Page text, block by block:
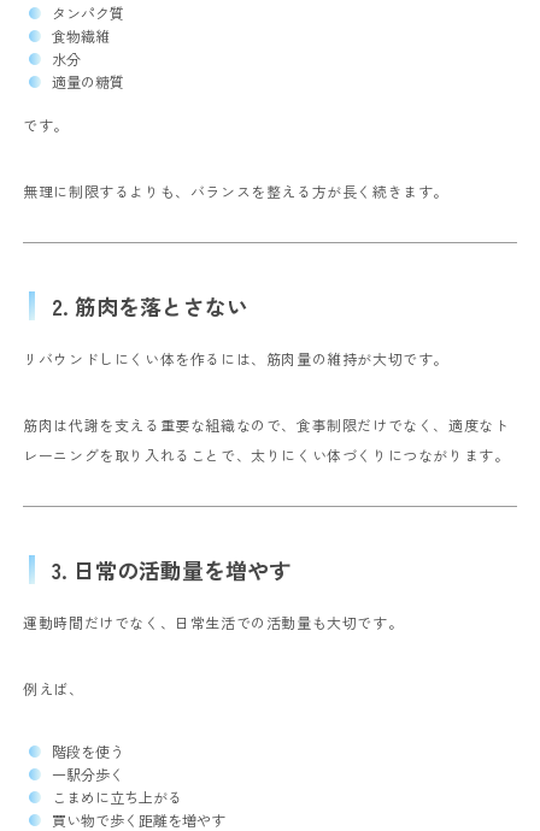
タンパク質
食物繊維
水分
適量の糖質
です。
無理に制限するよりも、バランスを整える方が長く続きます。
2. 筋肉を落とさない
リバウンドしにくい体を作るには、筋肉量の維持が大切です。
筋肉は代謝を支える重要な組織なので、食事制限だけでなく、適度なト
レーニングを取り入れることで、太りにくい体づくりにつながります。
3. 日常の活動量を増やす
運動時間だけでなく、日常生活での活動量も大切です。
例えば、
階段を使う
一駅分歩く
こまめに立ち上がる
買い物で歩く距離を増やす